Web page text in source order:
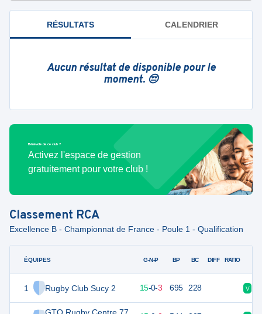
RÉSULTATS CALENDRIER
Aucun résultat de disponible pour le
moment. 😔
Bénévole de ce club ?
Activez l'espace de gestion
gratuitement pour votre club !
Classement RCA
Excellence B - Championnat de France - Poule 1 - Qualification
ÉQUIPES
1 Rugby Club Sucy 2
G-N-P BP BC DIFF RATIO
71 15-0-3 695 228 V